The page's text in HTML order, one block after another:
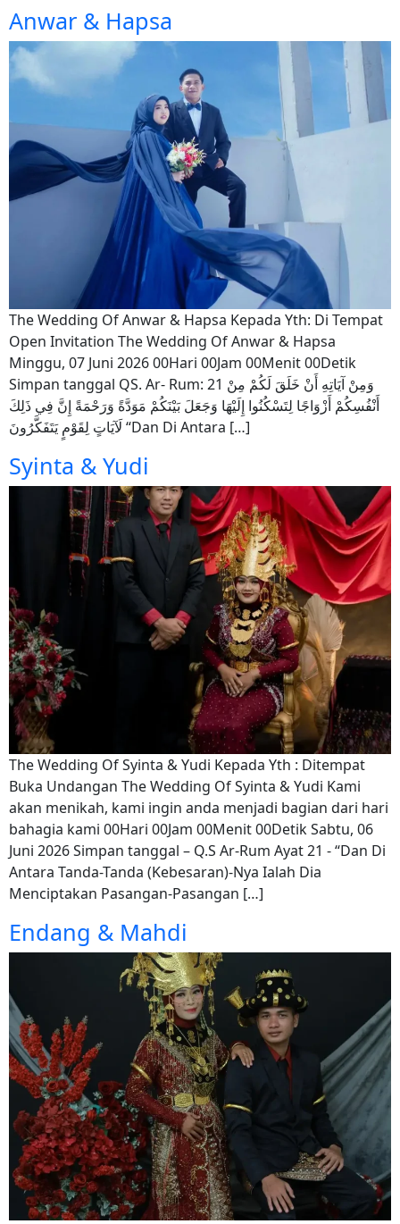
Anwar & Hapsa
The Wedding Of Anwar & Hapsa Kepada Yth: Di Tempat
Open Invitation The Wedding Of Anwar & Hapsa
Minggu, 07 Juni 2026 00Hari 00Jam 00Menit 00Detik
Simpan tanggal QS. Ar- Rum: 21 وَمِنْ آيَاتِهِ أَنْ خَلَقَ لَكُمْ مِنْ
أَنْفُسِكُمْ أَزْوَاجًا لِتَسْكُنُوا إِلَيْهَا وَجَعَلَ بَيْنَكُمْ مَوَدَّةً وَرَحْمَةً إِنَّ فِي ذَلِكَ
لَآيَاتٍ لِقَوْمٍ يَتَفَكَّرُونَ “Dan Di Antara […]
Syinta & Yudi
The Wedding Of Syinta & Yudi Kepada Yth : Ditempat
Buka Undangan The Wedding Of Syinta & Yudi Kami
akan menikah, kami ingin anda menjadi bagian dari hari
bahagia kami 00Hari 00Jam 00Menit 00Detik Sabtu, 06
Juni 2026 Simpan tanggal – Q.S Ar-Rum Ayat 21 -​ “Dan Di
Antara Tanda-Tanda (Kebesaran)-Nya Ialah Dia
Menciptakan Pasangan-Pasangan […]
Endang & Mahdi